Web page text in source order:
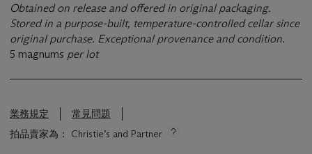
Obtained on release and offered in original packaging.
Stored in a purpose-built, temperature-controlled cellar since
original purchase. Exceptional provenance and condition.
5 magnums per lot
業務規定
常見問題
拍品賣家為： Christie’s and Partner